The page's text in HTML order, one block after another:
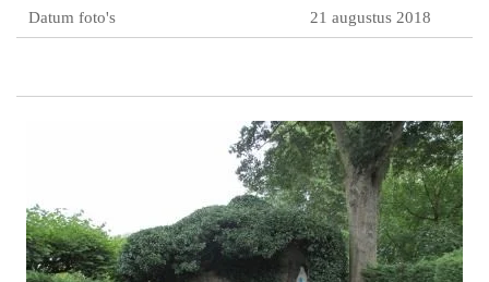
Datum foto's 21 augustus 2018